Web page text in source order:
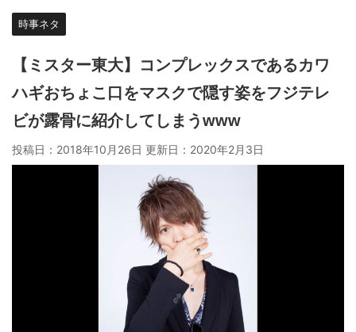
時事ネタ
【ミスター東大】コンプレックスであるカワ
ハギおちょこ口をマスクで隠す姿をフジテレ
ビが露骨に紹介してしまうwww
投稿日：2018年10月26日 更新日： 2020年2月3日